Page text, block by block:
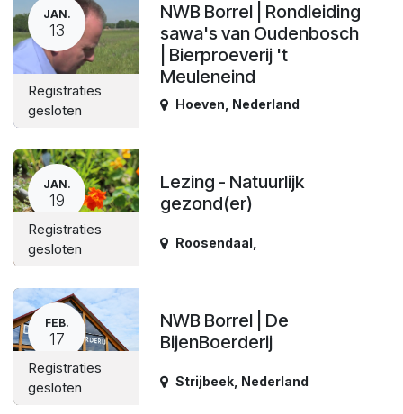
JAN.
13
Registraties
gesloten
NWB Borrel | Rondleiding
sawa's van Oudenbosch
| Bierproeverij 't
Meuleneind
Hoeven Nederland
JAN.
19
Registraties
gesloten
Lezing - Natuurlijk
gezond(er)
Roosendaal
FEB.
17
Registraties
gesloten
NWB Borrel | De
BijenBoerderij
Strijbeek Nederland